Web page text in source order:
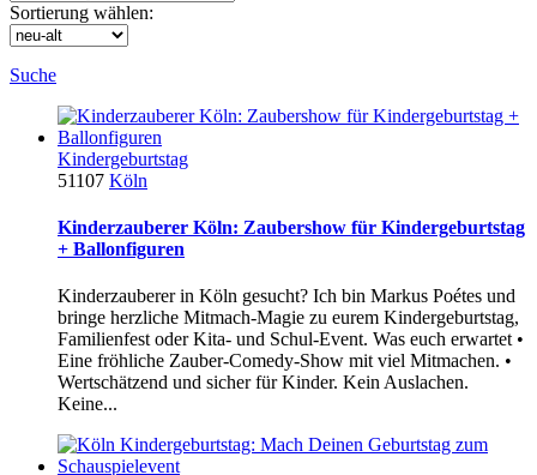
Sortierung wählen:
Suche
Kindergeburtstag
51107 Köln
Kinderzauberer Köln: Zaubershow für Kindergeburtstag
+ Ballonfiguren
Kinderzauberer in Köln gesucht? Ich bin Markus Poétes und
bringe herzliche Mitmach-Magie zu eurem Kindergeburtstag,
Familienfest oder Kita- und Schul-Event. Was euch erwartet •
Eine fröhliche Zauber-Comedy-Show mit viel Mitmachen. •
Wertschätzend und sicher für Kinder. Kein Auslachen.
Keine...